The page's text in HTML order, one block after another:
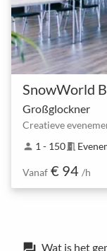
SnowWorld
Großglockner
person 1 - 150meeting_room
Vanaf € 94 /h
forum Wat is het